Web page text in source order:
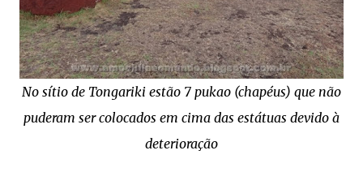
No sítio de Tongariki estão 7 pukao (chapéus) que não
puderam ser colocados em cima das estátuas devido à
deterioração